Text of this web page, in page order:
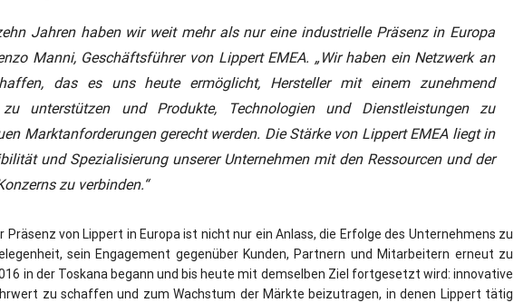
Jahren haben wir weit mehr als nur eine industrielle Präsenz in Europa
Manni, Geschäftsführer von Lippert EMEA. „Wir haben ein Netzwerk an
das es uns heute ermöglicht, Hersteller mit einem zunehmend
unterstützen und Produkte, Technologien und Dienstleistungen zu
Marktanforderungen gerecht werden. Die Stärke von Lippert EMEA liegt in
und Spezialisierung unserer Unternehmen mit den Ressourcen und der
zu verbinden.“
Präsenz von Lippert in Europa ist nicht nur ein Anlass, die Erfolge des Unternehmens zu
sein Engagement gegenüber Kunden, Partnern und Mitarbeitern erneut zu
in der Toskana begann und bis heute mit demselben Ziel fortgesetzt wird: innovative
zu schaffen und zum Wachstum der Märkte beizutragen, in denen Lippert tätig